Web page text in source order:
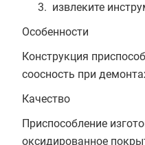
извлеките
Особенности
Конструкция
соосность при
Качество
Приспособление
оксидированное